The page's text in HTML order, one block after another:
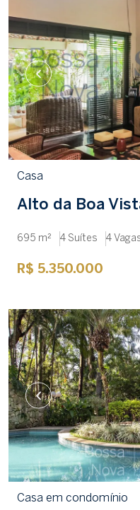
Casa
Alto da Boa
695 m² 4 Suítes 4
R$ 5.350.000
Casa em condomínio